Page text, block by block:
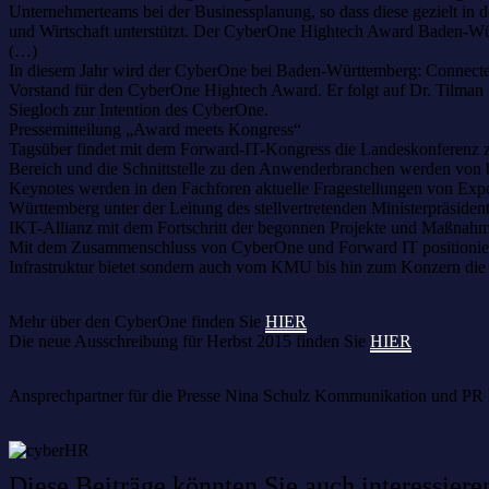
Unternehmerteams bei der Businessplanung, so dass diese gezielt
und Wirtschaft unterstützt. Der CyberOne Hightech Award Baden-
(…)
In diesem Jahr wird der CyberOne bei Baden-Württemberg:
Vorstand für den CyberOne Hightech Award. Er folgt auf Dr. Tilman
Siegloch zur Intention des CyberOne.
Pressemitteilung „Award meets Kongress“
Tagsüber findet mit dem Forward-IT-Kongress die
Bereich und die Schnittstelle zu den Anwenderbranchen werden
Keynotes werden in den Fachforen aktuelle Fragestellungen von
Württemberg unter der Leitung des stellvertretenden
IKT-Allianz mit dem Fortschritt der begonnen Projekte und
Mit dem Zusammenschluss von CyberOne und Forward IT
Infrastruktur bietet sondern auch vom KMU bis hin zum Konzern
Mehr über den CyberOne finden Sie HIER
Die neue Ausschreibung für Herbst 2015 finden Sie HIER
Ansprechpartner für die Presse Nina Schulz Kommunikation und